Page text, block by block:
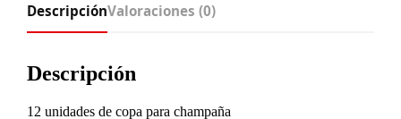
DescripciónValoraciones (0)
Descripción
12 unidades de copa para champaña